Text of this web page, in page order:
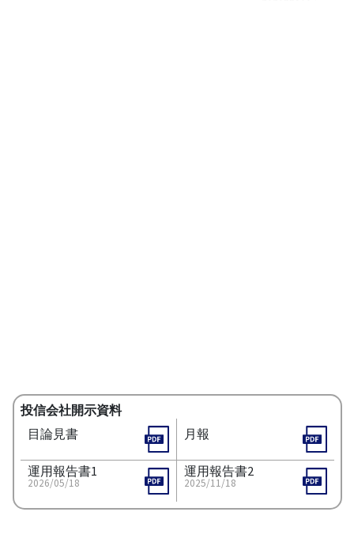
投信会社開示資料
目論見書
月報
運用報告書1
2026/05/18
運用報告書2
2025/11/18